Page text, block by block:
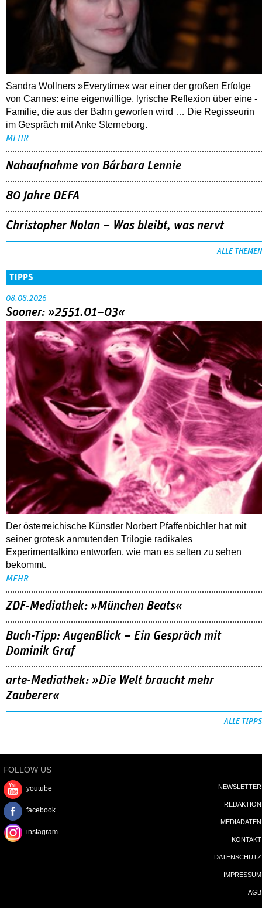
Sandra Wollners »Everytime« war einer der großen Erfolge
von Cannes: eine eigenwillige, lyrische Reflexion über eine ­
Familie, die aus der Bahn geworfen wird … Die Regisseurin
im Gespräch mit Anke Sterneborg.
MEHR
Nahaufnahme von Bárbara Lennie
80 Jahre DEFA
Christopher Nolan – Was bleibt, was nervt
ALLE THEMEN
TIPPS
08.08.2026
Sooner: »2551.01–03«
Der österreichische Künstler Norbert Pfaffenbichler hat mit
seiner grotesk anmutenden Trilogie radikales
Experimentalkino entworfen, wie man es selten zu sehen
bekommt.
MEHR
ZDF-Mediathek: »München Beats«
Buch-Tipp: AugenBlick – Ein Gespräch mit
Dominik Graf
arte-Mediathek: »Die Welt braucht mehr
Zauberer«
ALLE TIPPS
FOLLOW US
youtube
facebook
instagram
NEWSLETTER
REDAKTION
MEDIADATEN
KONTAKT
DATENSCHUTZ
IMPRESSUM
AGB